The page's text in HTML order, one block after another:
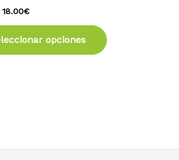
18.00€
opciones
pueden